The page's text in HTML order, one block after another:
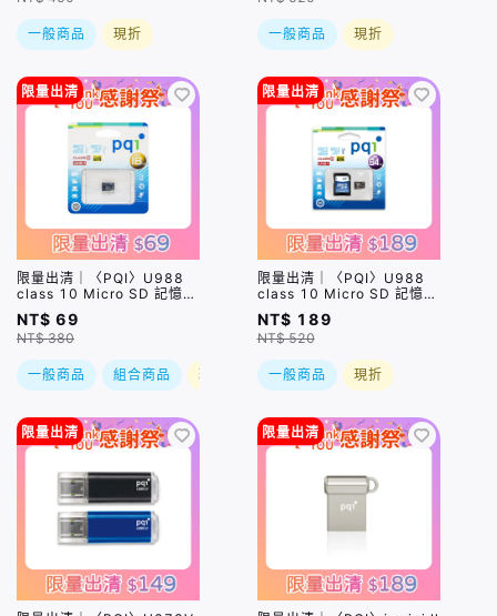
一般商品 現折 一般商品 現折
限量出清
限量出清｜〈PQI〉U988
class 10 Micro SD 記憶卡
16GB
NT$ 69
NT$ 380
一般商品 組合商品 現折
限量出清
限量出清｜〈PQI〉U988
class 10 Micro SD 記憶卡
64GB（附 SD 轉卡）
NT$ 189
NT$ 520
一般商品 現折
限量出清 限量出清